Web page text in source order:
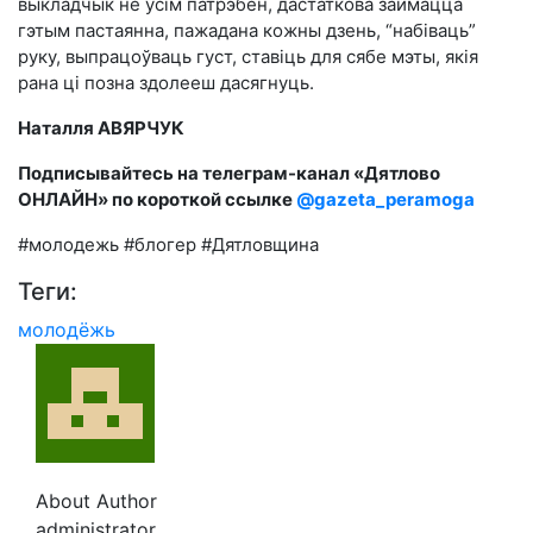
гэтым пастаянна, пажадана кожны дзень, “набіваць”
руку, выпрацоўваць густ, ставіць для сябе мэты, якія
рана ці позна здолееш дасягнуць.
Наталля АВЯРЧУК
Подписывайтесь на телеграм-канал «Дятлово
ОНЛАЙН» по короткой ссылке @gazeta_peramoga
#молодежь #блогер #Дятловщина
Теги:
молодёжь
About Author